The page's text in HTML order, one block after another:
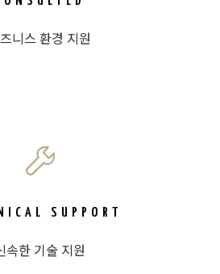
니스 환경 지원
SUPPORT
속한 기술 지원